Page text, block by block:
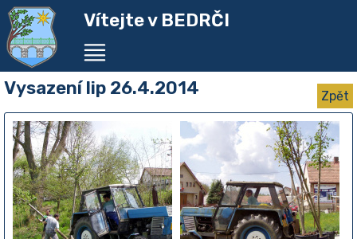
Vítejte v BEDRČI
Vysazení lip 26.4.2014 Zpět